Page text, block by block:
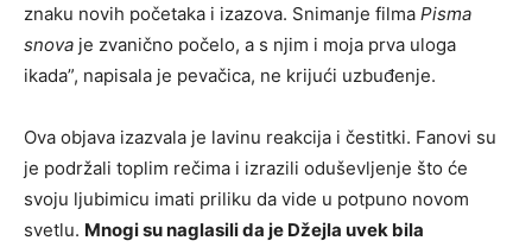
znaku novih početaka i izazova. Snimanje filma Pisma
snova je zvanično počelo, a s njim i moja prva uloga
ikada”, napisala je pevačica, ne krijući uzbuđenje.
Ova objava izazvala je lavinu reakcija i čestitki. Fanovi su
je podržali toplim rečima i izrazili oduševljenje što će
svoju ljubimicu imati priliku da vide u potpuno novom
svetlu. Mnogi su naglasili da je Džejla uvek bila